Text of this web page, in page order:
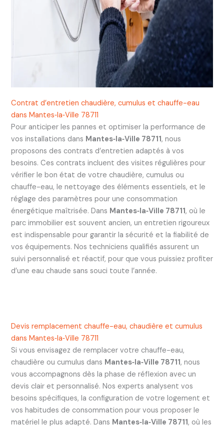
Contrat d’entretien chaudière, cumulus et chauffe-eau
dans Mantes‑la‑Ville 78711
Pour anticiper les pannes et optimiser la performance de
vos installations dans Mantes‑la‑Ville 78711, nous
proposons des contrats d’entretien adaptés à vos
besoins. Ces contrats incluent des visites régulières pour
vérifier le bon état de votre chaudière, cumulus ou
chauffe-eau, le nettoyage des éléments essentiels, et le
réglage des paramètres pour une consommation
énergétique maîtrisée. Dans Mantes‑la‑Ville 78711, où le
parc immobilier est souvent ancien, un entretien rigoureux
est indispensable pour garantir la sécurité et la fiabilité de
vos équipements. Nos techniciens qualifiés assurent un
suivi personnalisé et réactif, pour que vous puissiez profiter
d’une eau chaude sans souci toute l’année.
Devis remplacement chauffe-eau, chaudière et cumulus
dans Mantes‑la‑Ville 78711
Si vous envisagez de remplacer votre chauffe-eau,
chaudière ou cumulus dans Mantes‑la‑Ville 78711, nous
vous accompagnons dès la phase de réflexion avec un
devis clair et personnalisé. Nos experts analysent vos
besoins spécifiques, la configuration de votre logement et
vos habitudes de consommation pour vous proposer le
matériel le plus adapté. Dans Mantes‑la‑Ville 78711, où les